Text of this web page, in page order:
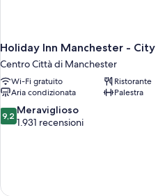
Holiday Inn Manchester -
Centro Città di Manchester
Wi-Fi gratuito
Ristorante
Aria condizionata
Palestra
9.2
su
9,2 Meraviglioso
1.931 recensioni